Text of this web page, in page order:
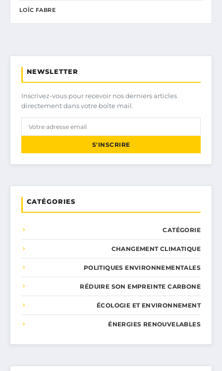
LOÏC FABRE
NEWSLETTER
Inscrivez-vous pour recevoir nos derniers articles
directement dans votre boîte mail.
S'INSCRIRE
CATÉGORIES
CATÉGORIE
CHANGEMENT CLIMATIQUE
POLITIQUES ENVIRONNEMENTALES
RÉDUIRE SON EMPREINTE CARBONE
ÉCOLOGIE ET ENVIRONNEMENT
ÉNERGIES RENOUVELABLES